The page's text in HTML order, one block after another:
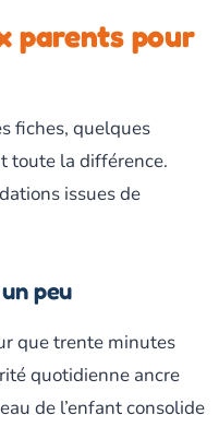
parents pour
fiches, quelques
toute la différence.
issues de
peu
que trente minutes
quotidienne ancre
de l’enfant consolide